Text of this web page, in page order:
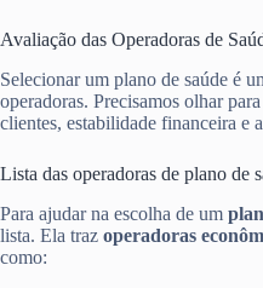
Avaliação das Operadoras de
Selecionar um plano de saúde é
operadoras. Precisamos olhar
clientes, estabilidade financeira e
Lista das operadoras de plano de
Para ajudar na escolha de um
lista. Ela traz operadoras
como: